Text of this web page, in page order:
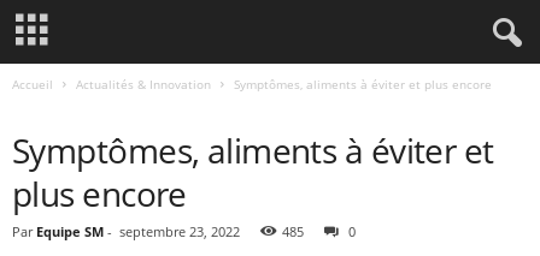
Accueil Actualités & Innovation Symptômes, aliments à éviter et plus encore
Symptômes, aliments à éviter et
plus encore
Par Equipe SM - septembre 23, 2022 485 0